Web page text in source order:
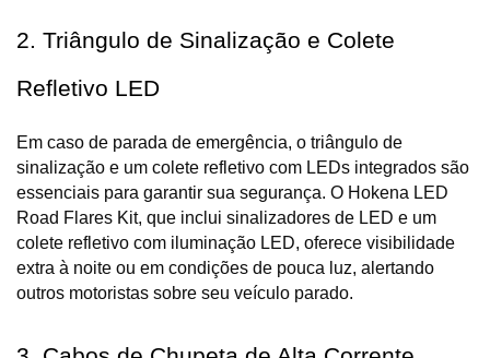
2. Triângulo de Sinalização e Colete
Refletivo LED
Em caso de parada de emergência, o triângulo de
sinalização e um colete refletivo com LEDs integrados são
essenciais para garantir sua segurança. O Hokena LED
Road Flares Kit, que inclui sinalizadores de LED e um
colete refletivo com iluminação LED, oferece visibilidade
extra à noite ou em condições de pouca luz, alertando
outros motoristas sobre seu veículo parado.